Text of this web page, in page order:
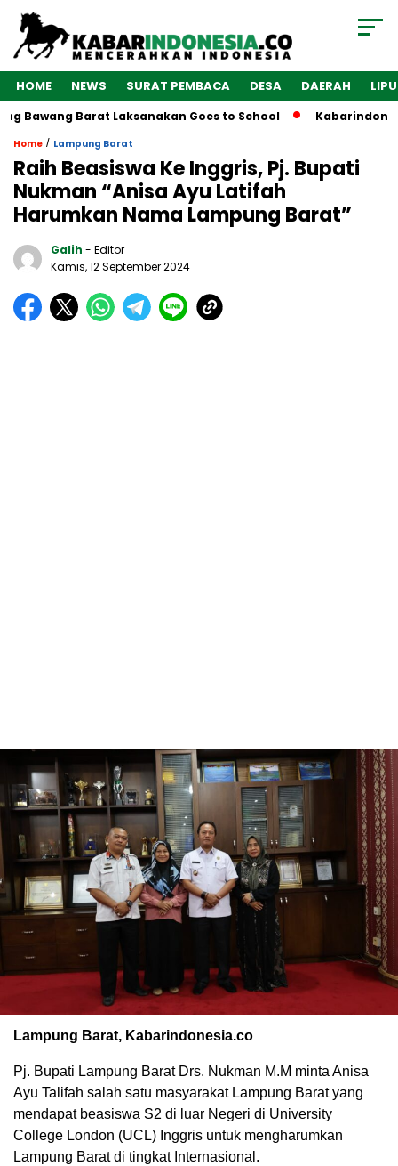
HOME NEWS SURAT PEMBACA DESA DAERAH
Barat Laksanakan Goes to School Kabarindonesia.co
Home / Lampung Barat
Raih Beasiswa Ke Inggris, Pj. Bupati
Nukman “Anisa Ayu Latifah
Harumkan Nama Lampung Barat”
Galih - Editor
Kamis, 12 September 2024
Lampung Barat, Kabarindonesia.co
Pj. Bupati Lampung Barat Drs. Nukman M.M minta Anisa
Ayu Talifah salah satu masyarakat Lampung Barat yang
mendapat beasiswa S2 di luar Negeri di University
College London (UCL) Inggris untuk mengharumkan
Lampung Barat di tingkat Internasional.